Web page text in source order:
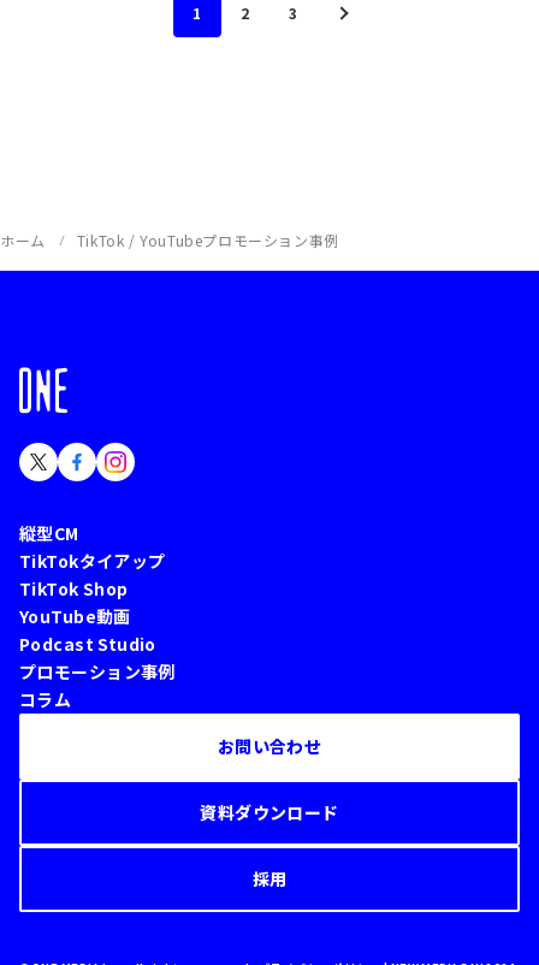
1 2 3
ホーム TikTok / YouTubeプロモーション事例
縦型CM
TikTokタイアップ
TikTok Shop
YouTube動画
Podcast Studio
プロモーション事例
コラム
お問い合わせ
資料ダウンロード
採用